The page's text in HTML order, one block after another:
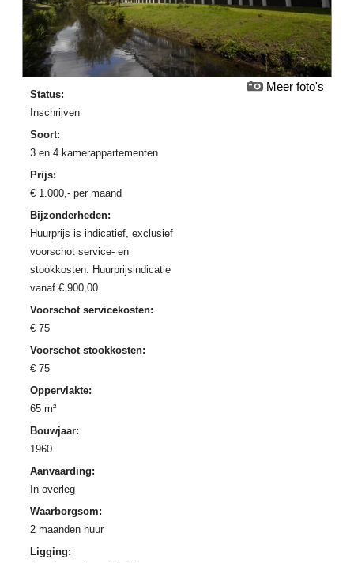
Meer foto's
Status:
Inschrijven
Soort:
3 en 4 kamerappartementen
Prijs:
€ 1.000,- per maand
Bijzonderheden:
Huurprijs is indicatief, exclusief
voorschot service- en
stookkosten. Huurprijsindicatie
vanaf € 900,00
Voorschot servicekosten:
€ 75
Voorschot stookkosten:
€ 75
Oppervlakte:
65 m²
Bouwjaar:
1960
Aanvaarding:
In overleg
Waarborgsom:
2 maanden huur
Ligging: